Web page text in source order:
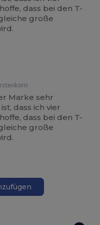
dass bei den T-
große
Marke sehr
dass ich vier
dass bei den T-
große